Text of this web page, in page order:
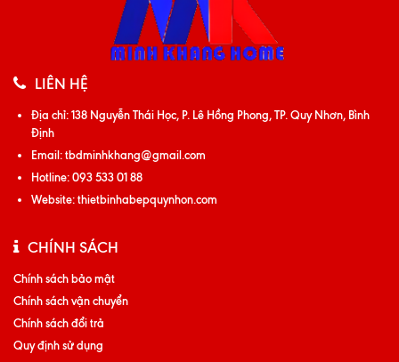
LIÊN HỆ
Địa chỉ:138 Nguyễn Thái Học, P. Lê Hồng Phong, TP. Quy Nhơn, Bình
Định
Email:tbdminhkhang@gmail.com
Hotline:093 533 01 88
Website:thietbinhabepquynhon.com
CHÍNH SÁCH
Chính sách bảo mật
Chính sách vận chuyển
Chính sách đổi trả
Quy định sử dụng